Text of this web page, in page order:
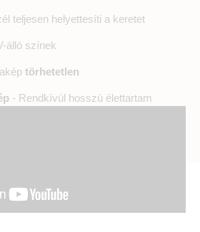
teljesen helyettesíti a keretet
álló színek
törhetetlen
- Rendkívül hosszú élettartam